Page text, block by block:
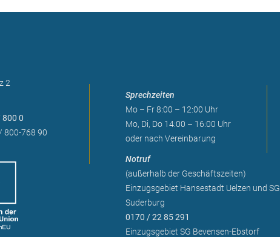
2
800 0
800-768 90
Sprechzeiten
Mo – Fr 8:00 – 12:00 Uhr
Mo, Di, Do 14:00 – 16:00 Uhr
oder nach Vereinbarung
Notruf
(außerhalb der Geschäftszeiten)
Einzugsgebiet Hansestadt Uelzen und SG
Suderburg
0170 / 22 85 291
Einzugsgebiet SG Bevensen-Ebstorf